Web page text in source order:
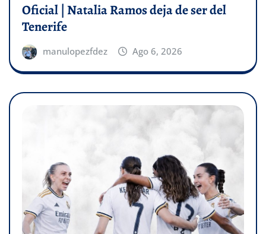
Oficial | Natalia Ramos deja de ser del
Tenerife
manulopezfdez Ago 6, 2026